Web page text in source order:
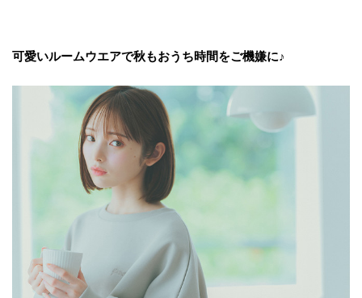
可愛いルームウエアで秋もおうち時間をご機嫌に♪